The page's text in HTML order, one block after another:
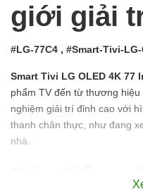
giới giải
#LG-77C4 , #Smart-Tivi-
Smart Tivi LG OLED 4K 77
phẩm TV đến từ thương
nghiệm giải trí đỉnh cao với
thanh chân thực, như đang
nhà.
Đặc điểm